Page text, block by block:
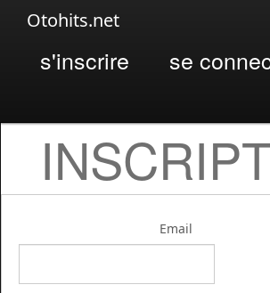
Otohits.net
s'inscrire se
Email